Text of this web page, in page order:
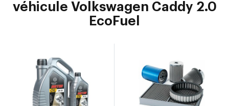
véhicule Volkswagen Caddy 2.0
EcoFuel